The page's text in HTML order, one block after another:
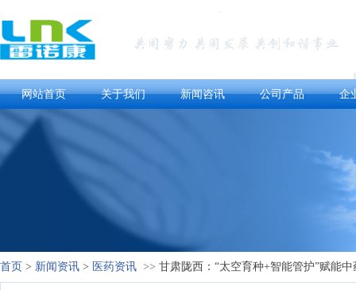
网站首页 关于我们 新闻咨讯 公司产品 企
首页 > 新闻资讯 > 医药资讯 >> 甘肃陇西：“太空育种+智能管护”赋能